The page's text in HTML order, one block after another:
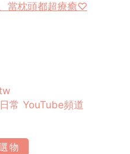
當枕頭都超療癒♡
常 YouTube頻道
物